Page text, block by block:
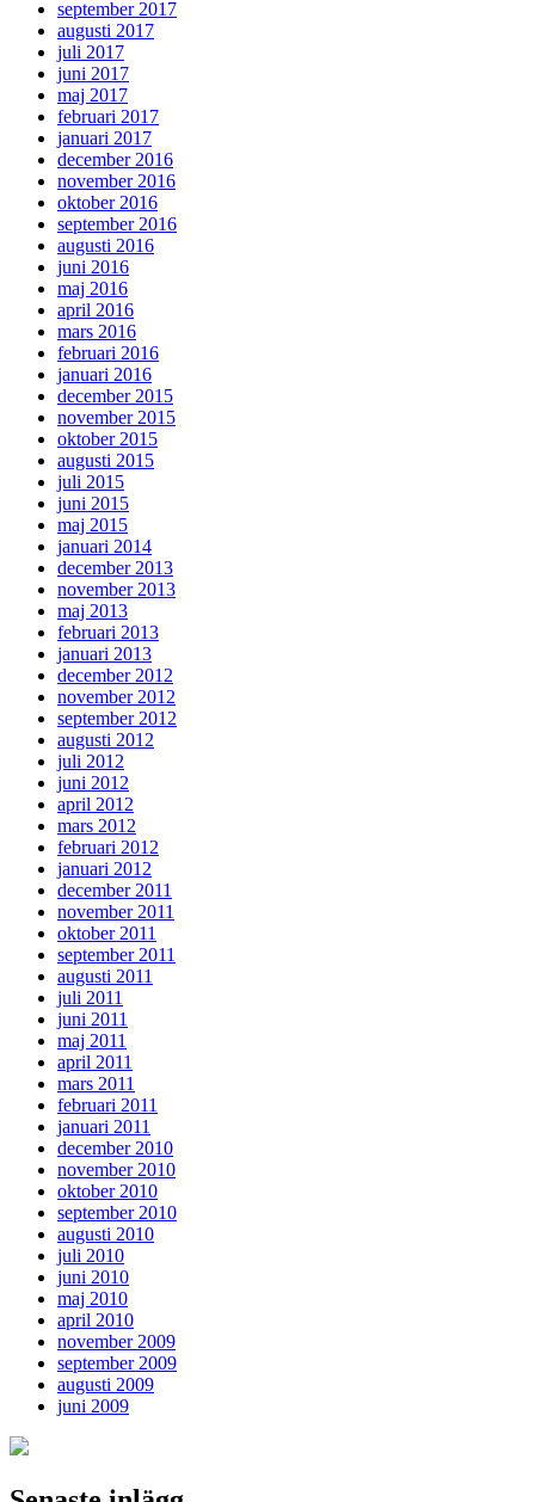
september 2017
augusti 2017
juli 2017
juni 2017
maj 2017
februari 2017
januari 2017
december 2016
november 2016
oktober 2016
september 2016
augusti 2016
juni 2016
maj 2016
april 2016
mars 2016
februari 2016
januari 2016
december 2015
november 2015
oktober 2015
augusti 2015
juli 2015
juni 2015
maj 2015
januari 2014
december 2013
november 2013
maj 2013
februari 2013
januari 2013
december 2012
november 2012
september 2012
augusti 2012
juli 2012
juni 2012
april 2012
mars 2012
februari 2012
januari 2012
december 2011
november 2011
oktober 2011
september 2011
augusti 2011
juli 2011
juni 2011
maj 2011
april 2011
mars 2011
februari 2011
januari 2011
december 2010
november 2010
oktober 2010
september 2010
augusti 2010
juli 2010
juni 2010
maj 2010
april 2010
november 2009
september 2009
augusti 2009
juni 2009